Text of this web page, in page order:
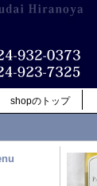
shopのトップ